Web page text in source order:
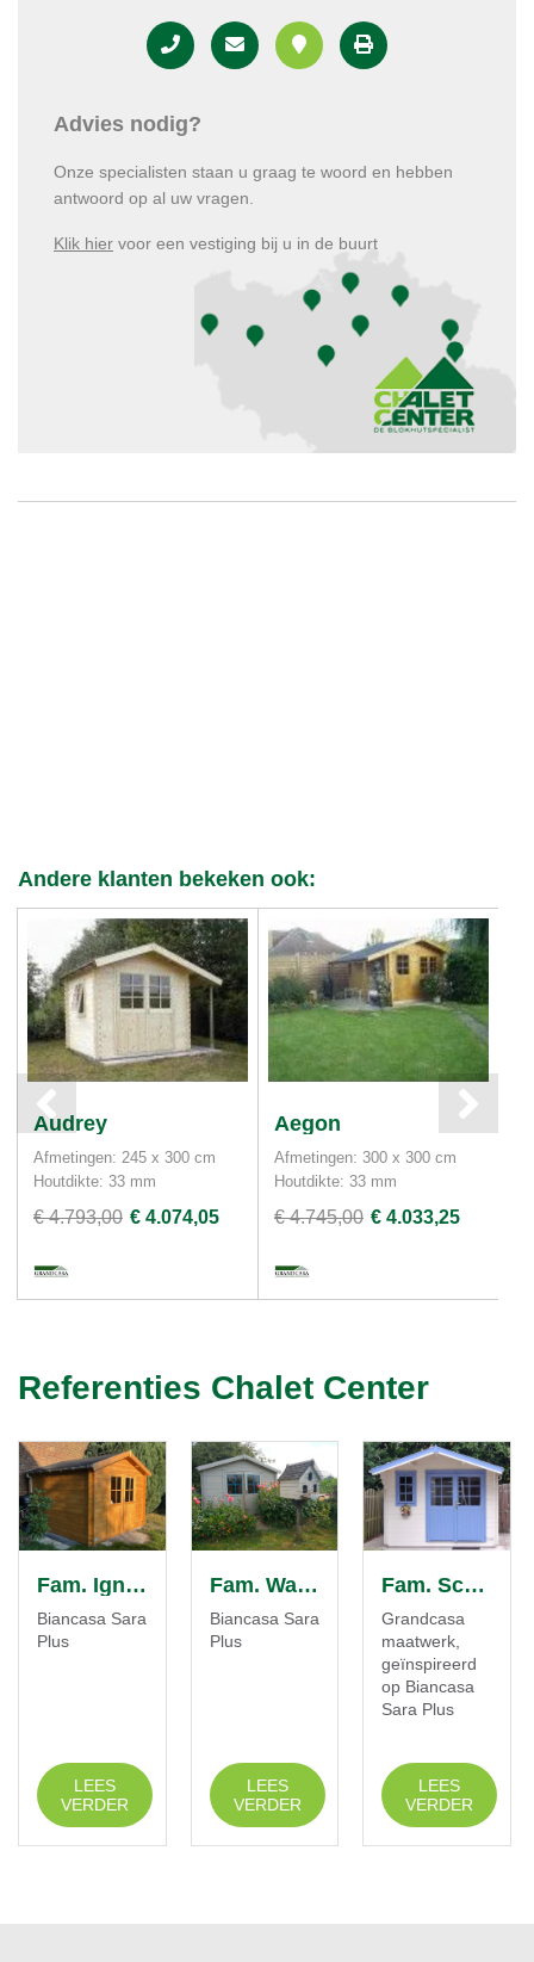
Advies nodig?
Onze specialisten staan u graag te woord en hebben
antwoord op al uw vragen.
Klik hier voor een vestiging bij u in de buurt
Andere klanten bekeken ook:
Audrey
Afmetingen: 245 x 300 cm
Houtdikte: 33 mm
€ 4.793,00 € 4.074,05
Aegon
Afmetingen: 300 x 300 cm
Houtdikte: 33 mm
€ 4.745,00 € 4.033,25
Referenties Chalet Center
Fam. Ignace
Biancasa Sara
Plus
LEES
VERDER
Fam. Wauter
Biancasa Sara
Plus
LEES
VERDER
Fam. Schrottenbaum
Grandcasa
maatwerk,
geïnspireerd
op Biancasa
Sara Plus
LEES
VERDER